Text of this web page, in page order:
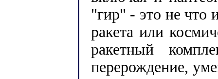
"гир" - это не что
ракета или
ракетный
перерождение,